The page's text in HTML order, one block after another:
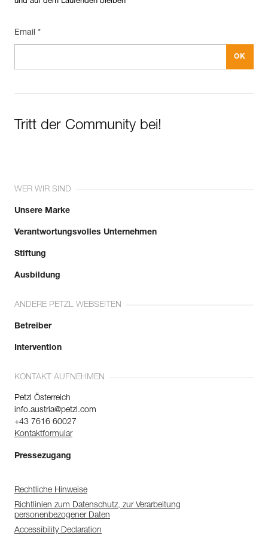
Email *
Tritt der Community bei!
WER WIR SIND
Unsere Marke
Verantwortungsvolles Unternehmen
Stiftung
Ausbildung
ANDERE PETZL WEBSEITEN
Betreiber
Intervention
KONTAKT AUFNEHMEN
Petzl Österreich
info.austria@petzl.com
+43 7616 60027
Kontaktformular
Pressezugang
Rechtliche Hinweise
Richtlinien zum Datenschutz, zur Verarbeitung
personenbezogener Daten
Accessibility Declaration